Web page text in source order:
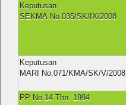
Keputusan
SEKMA No.035/SK/IX/2008
Keputusan
MARI No.071/KMA/SK/V/2008
PP No.14 Thn. 1994